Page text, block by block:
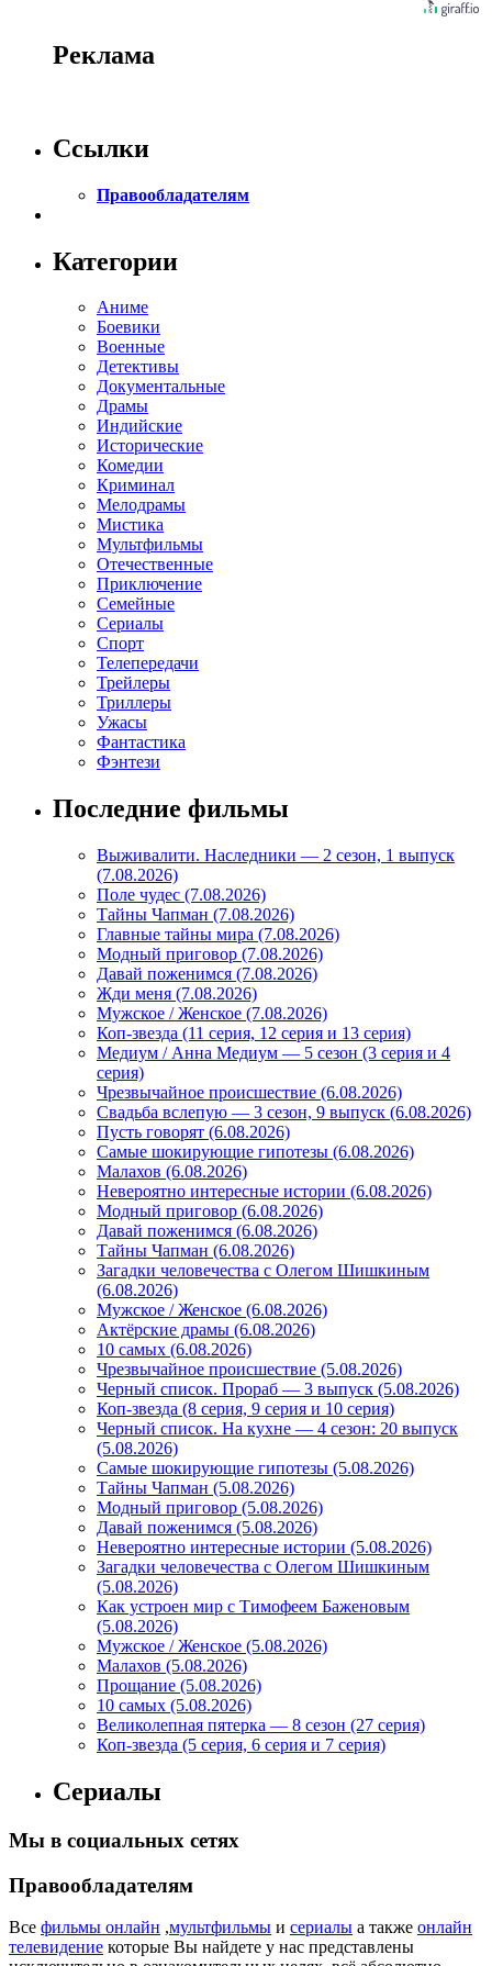
Реклама
Ссылки
Правообладателям
Категории
Аниме
Боевики
Военные
Детективы
Документальные
Драмы
Индийские
Исторические
Комедии
Криминал
Мелодрамы
Мистика
Мультфильмы
Отечественные
Приключение
Семейные
Сериалы
Спорт
Телепередачи
Трейлеры
Триллеры
Ужасы
Фантастика
Фэнтези
Последние фильмы
Выживалити. Наследники — 2 сезон, 1 выпуск
(7.08.2026)
Поле чудес (7.08.2026)
Тайны Чапман (7.08.2026)
Главные тайны мира (7.08.2026)
Модный приговор (7.08.2026)
Давай поженимся (7.08.2026)
Жди меня (7.08.2026)
Мужское / Женское (7.08.2026)
Коп-звезда (11 серия, 12 серия и 13 серия)
Медиум / Анна Медиум — 5 сезон (3 серия и 4
серия)
Чрезвычайное происшествие (6.08.2026)
Свадьба вслепую — 3 сезон, 9 выпуск (6.08.2026)
Пусть говорят (6.08.2026)
Самые шокирующие гипотезы (6.08.2026)
Малахов (6.08.2026)
Невероятно интересные истории (6.08.2026)
Модный приговор (6.08.2026)
Давай поженимся (6.08.2026)
Тайны Чапман (6.08.2026)
Загадки человечества с Олегом Шишкиным
(6.08.2026)
Мужское / Женское (6.08.2026)
Актёрские драмы (6.08.2026)
10 самых (6.08.2026)
Чрезвычайное происшествие (5.08.2026)
Черный список. Прораб — 3 выпуск (5.08.2026)
Коп-звезда (8 серия, 9 серия и 10 серия)
Черный список. На кухне — 4 сезон: 20 выпуск
(5.08.2026)
Самые шокирующие гипотезы (5.08.2026)
Тайны Чапман (5.08.2026)
Модный приговор (5.08.2026)
Давай поженимся (5.08.2026)
Невероятно интересные истории (5.08.2026)
Загадки человечества с Олегом Шишкиным
(5.08.2026)
Как устроен мир с Тимофеем Баженовым
(5.08.2026)
Мужское / Женское (5.08.2026)
Малахов (5.08.2026)
Прощание (5.08.2026)
10 самых (5.08.2026)
Великолепная пятерка — 8 сезон (27 серия)
Коп-звезда (5 серия, 6 серия и 7 серия)
Сериалы
Мы в социальных сетях
Правообладателям
Все фильмы онлайн ,мультфильмы и сериалы а также онлайн
телевидение которые Вы найдете у нас представлены